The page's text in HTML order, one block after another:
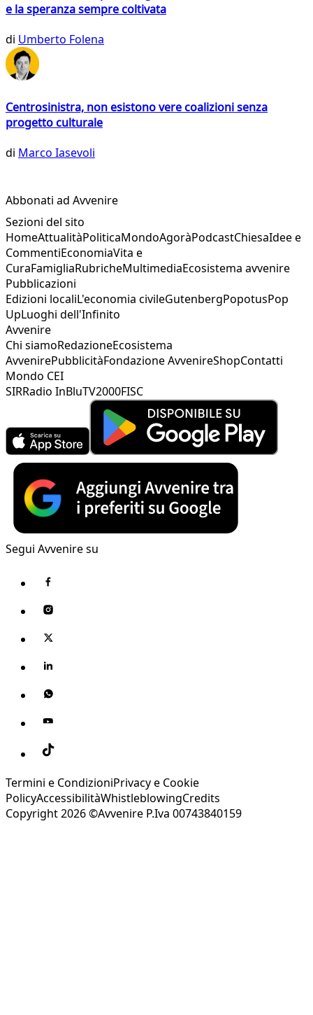
e la speranza sempre coltivata
di Umberto Folena
Centrosinistra, non esistono vere coalizioni senza
progetto culturale
di Marco Iasevoli
Abbonati ad Avvenire
Sezioni del sito
HomeAttualitàPoliticaMondoAgoràPodcastChiesaIdee e
CommentiEconomiaVita e
CuraFamigliaRubricheMultimediaEcosistema avvenire
Pubblicazioni
Edizioni localiL'economia civileGutenbergPopotusPop
UpLuoghi dell'Infinito
Avvenire
Chi siamoRedazioneEcosistema
AvvenirePubblicitàFondazione AvvenireShopContatti
Mondo CEI
SIRRadio InBluTV2000FISC
Segui Avvenire su
Termini e CondizioniPrivacy e Cookie
PolicyAccessibilitàWhistleblowingCredits
Copyright 2026 ©Avvenire P.Iva 00743840159